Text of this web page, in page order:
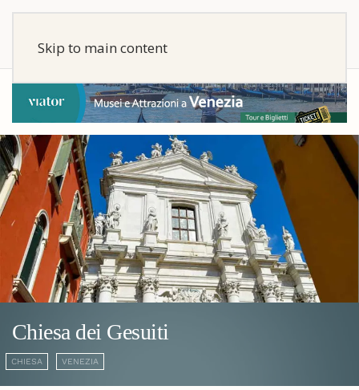
Skip to main content
Chiesa dei Gesuiti
CHIESA VENEZIA